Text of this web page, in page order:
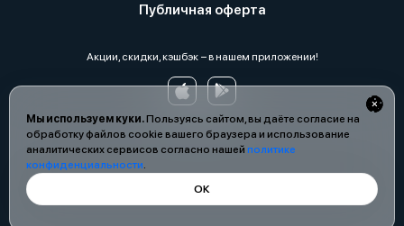
Мы используем куки.Пользуясь сайтом, вы даёте согласие на
обработку файлов cookie вашего браузера и использование
аналитических сервисов согласно нашей политике
конфиденциальности.
ОК
Публичная оферта
Акции, скидки, кэшбэк − в нашем приложении!